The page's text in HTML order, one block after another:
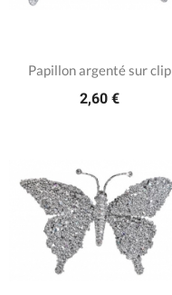
Papillon argenté sur clip
2,60 €